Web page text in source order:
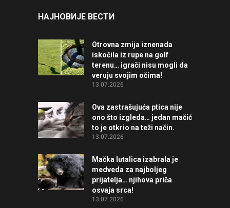
НАЈНОВИЈЕ ВЕСТИ
Otrovna zmija iznenada
iskočila iz rupe na golf
terenu… igrači nisu mogli da
veruju svojim očima!
13.07.2026
Ova zastrašujuća ptica nije
ono što izgleda… jedan mačić
to je otkrio na teži način.
13.07.2026
Mačka lutalica izabrala je
medveda za najboljeg
prijatelja… njihova priča
osvaja srca!
13.07.2026